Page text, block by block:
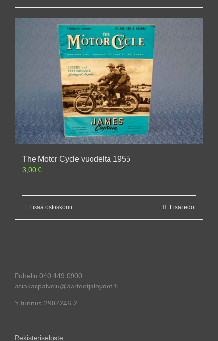
The Motor Cycle vuodelta 1955
3,00 €
Lisää ostoskoriin Lisätiedot
Puhelin 040 449 0900
asiakaspalvelu@aarteetjaloydot.fi
Y-tunnus 2907246-2
Rekisteriseloste